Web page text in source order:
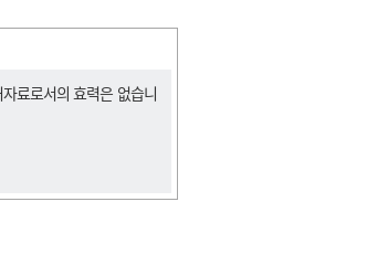
료로서의 효력은 없습니